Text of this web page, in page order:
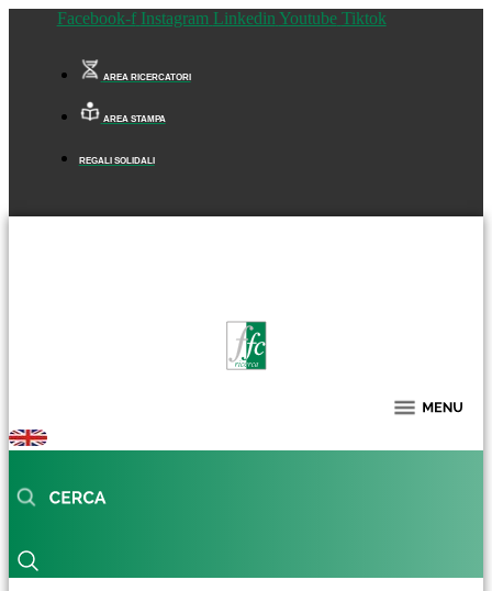
Facebook-f Instagram Linkedin Youtube Tiktok
AREA RICERCATORI
AREA STAMPA
REGALI SOLIDALI